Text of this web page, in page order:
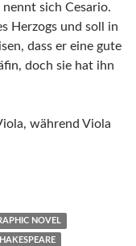
sich Cesario.
Herzogs und soll in
dass er eine gute
doch sie hat ihn
während Viola
Shakespeare
NOVEL